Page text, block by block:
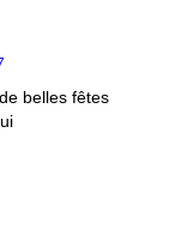
belles fêtes